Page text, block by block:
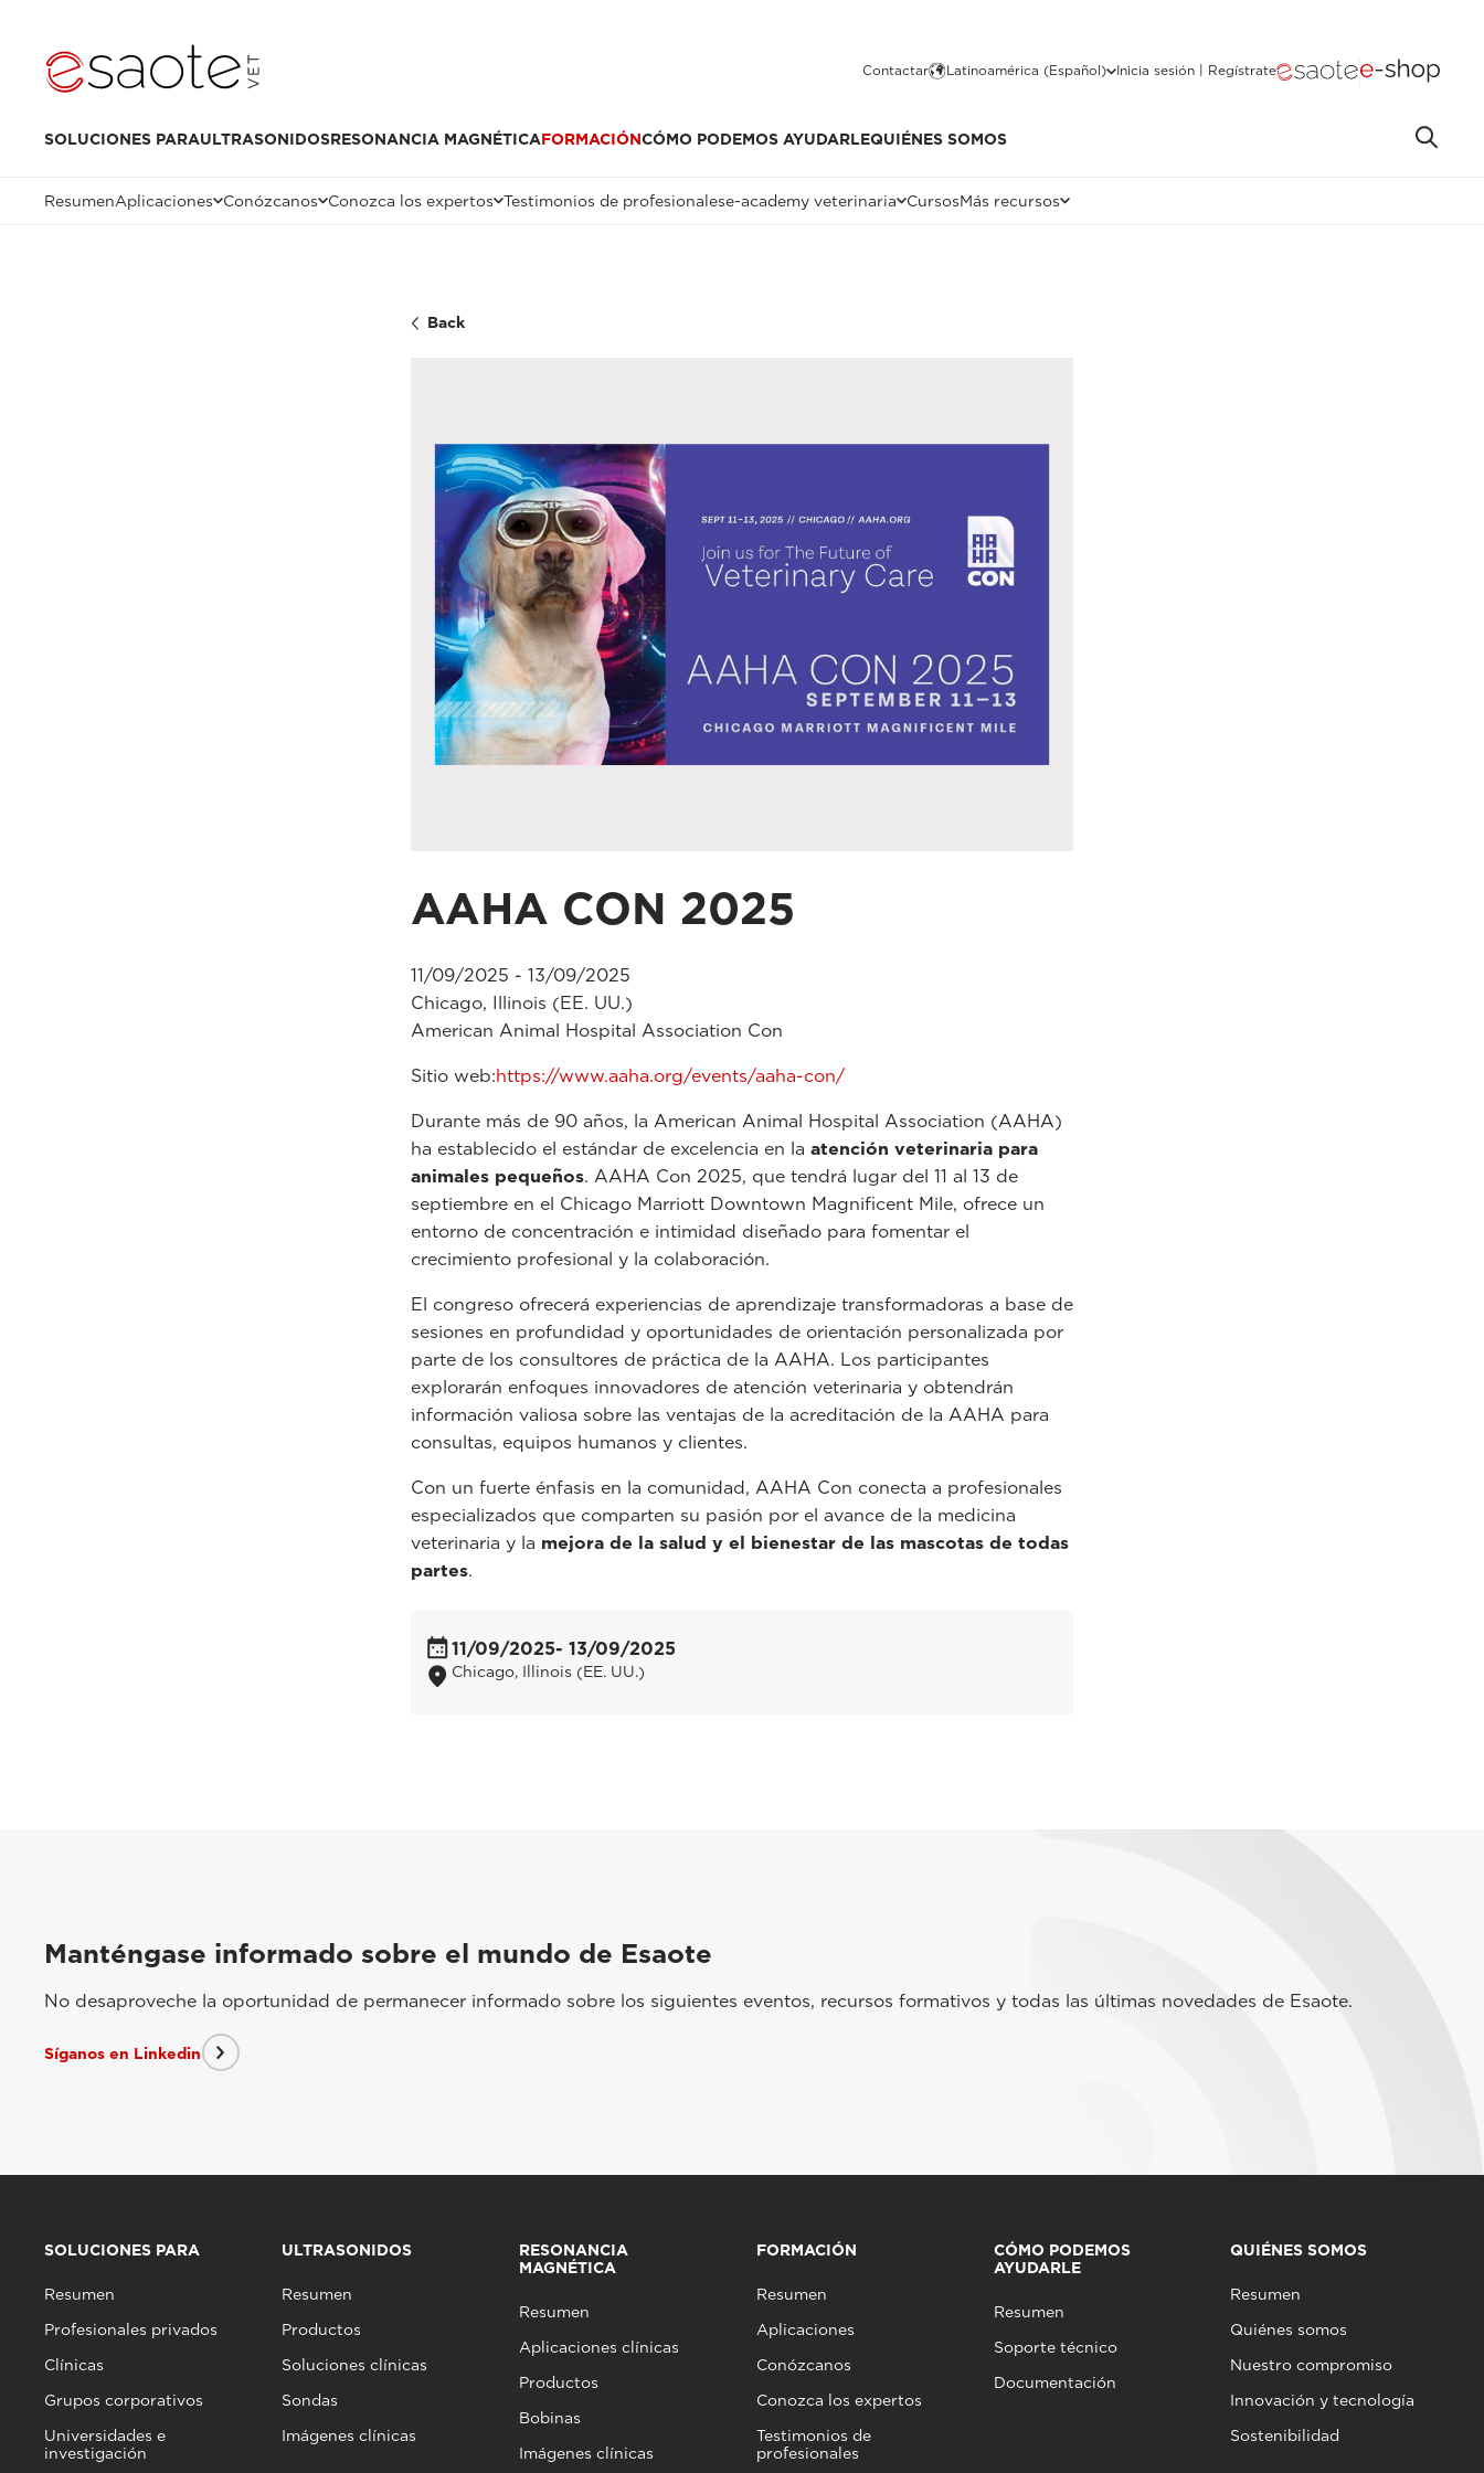
Contactar Latinoamérica (Español) Inicia sesión | Regístrate
SOLUCIONES PARAULTRASONIDOSRESONANCIA MAGNÉTICAFORMACIÓNCÓMO PODEMOS AYUDARLEQUIÉNES SOMOS
ResumenAplicaciones Conózcanos Conozca los expertos Testimonios de profesionalese-academy veterinaria CursosMás recursos
Back
AAHA CON 2025
11/09/2025 - 13/09/2025
Chicago, Illinois (EE. UU.)
American Animal Hospital Association Con
Sitio web:https://www.aaha.org/events/aaha-con/
Durante más de 90 años, la American Animal Hospital Association (AAHA)
ha establecido el estándar de excelencia en la atención veterinaria para
animales pequeños. AAHA Con 2025, que tendrá lugar del 11 al 13 de
septiembre en el Chicago Marriott Downtown Magnificent Mile, ofrece un
entorno de concentración e intimidad diseñado para fomentar el
crecimiento profesional y la colaboración.
El congreso ofrecerá experiencias de aprendizaje transformadoras a base de
sesiones en profundidad y oportunidades de orientación personalizada por
parte de los consultores de práctica de la AAHA. Los participantes
explorarán enfoques innovadores de atención veterinaria y obtendrán
información valiosa sobre las ventajas de la acreditación de la AAHA para
consultas, equipos humanos y clientes.
Con un fuerte énfasis en la comunidad, AAHA Con conecta a profesionales
especializados que comparten su pasión por el avance de la medicina
veterinaria y la mejora de la salud y el bienestar de las mascotas de todas
partes.
11/09/2025- 13/09/2025
Chicago, Illinois (EE. UU.)
Manténgase informado sobre el mundo de Esaote
No desaproveche la oportunidad de permanecer informado sobre los siguientes eventos, recursos formativos y todas las últimas novedades de Esaote.
Síganos en Linkedin
SOLUCIONES PARA
Resumen
Profesionales privados
Clínicas
Grupos corporativos
Universidades e
investigación
ULTRASONIDOS
Resumen
Productos
Soluciones clínicas
Sondas
Imágenes clínicas
RESONANCIA
MAGNÉTICA
Resumen
Aplicaciones clínicas
Productos
Bobinas
Imágenes clínicas
FORMACIÓN
Resumen
Aplicaciones
Conózcanos
Conozca los expertos
Testimonios de
profesionales
CÓMO PODEMOS
AYUDARLE
Resumen
Soporte técnico
Documentación
QUIÉNES SOMOS
Resumen
Quiénes somos
Nuestro compromiso
Innovación y tecnología
Sostenibilidad